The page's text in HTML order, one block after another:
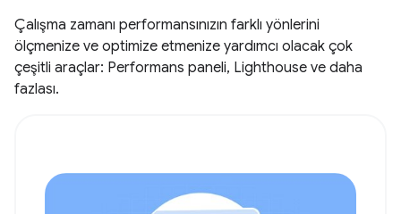
Çalışma zamanı performansınızın farklı yönlerini
ölçmenize ve optimize etmenize yardımcı olacak çok
çeşitli araçlar: Performans paneli, Lighthouse ve daha
fazlası.